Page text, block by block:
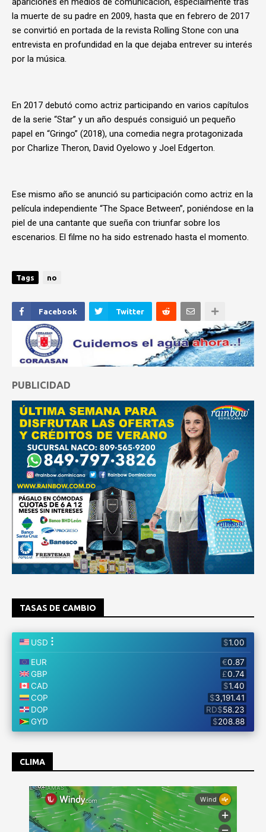
la muerte de su padre en 2009, hasta que en febrero de 2017
se convirtió en portada de la revista Rolling Stone con una
entrevista en profundidad en la que dejaba entrever su interés
por la música.
En 2017 debutó como actriz participando en varios capítulos
de la serie “Star” y un año después consiguió un pequeño
papel en “Gringo” (2018), una comedia negra protagonizada
por Charlize Theron, David Oyelowo y Joel Edgerton.
Ese mismo año se anunció su participación como actriz en la
película independiente “The Space Between”, poniéndose en la
piel de una cantante que sueña con triunfar sobre los
escenarios. El filme no ha sido estrenado hasta el momento.
Tags no
Facebook Twitter
PUBLICIDAD
TASAS DE CAMBIO
CLIMA